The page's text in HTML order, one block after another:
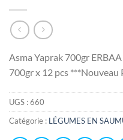
Asma Yaprak 700gr
700gr x 12 pcs ***Nouveau
UGS :660
Catégorie : LÉGUMES EN